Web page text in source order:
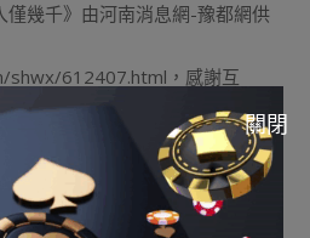
僅幾千》由河南消息網-豫都網供
shwx/612407.html，感謝互
Game 設計00歲離世」魂回
關閉